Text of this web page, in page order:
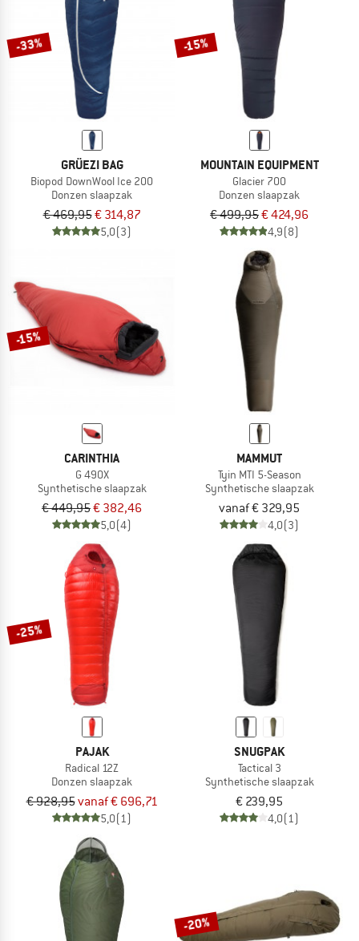
-33%
GRÜEZI BAG
Biopod DownWool Ice 200
Donzen slaapzak
€ 469,95€ 314,87
5,0(3)
-15%
MOUNTAIN EQUIPMENT
Glacier 700
Donzen slaapzak
€ 499,95€ 424,96
4,9(8)
-15%
CARINTHIA
G 490X
Synthetische slaapzak
€ 449,95€ 382,46
5,0(4)
MAMMUT
Tyin MTI 5-Season
Synthetische slaapzak
vanaf € 329,95
4,0(3)
-25%
PAJAK
Radical 12Z
Donzen slaapzak
€ 928,95vanaf € 696,71
5,0(1)
SNUGPAK
Tactical 3
Synthetische slaapzak
€ 239,95
4,0(1)
-20%